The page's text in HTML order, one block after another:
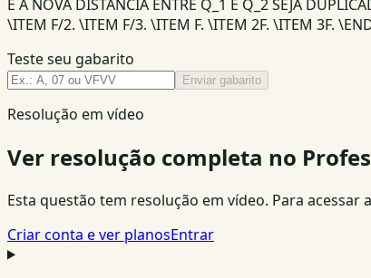
E A NOVA DISTANCIA ENTRE Q_1 E Q_2 SEJA
\ITEM F/2. \ITEM F/3. \ITEM F. \ITEM 2F. \ITEM 3F.
Teste seu gabarito
Enviar gabarito
Resolução em vídeo
Ver resolução completa no
Esta questão tem resolução em vídeo. Para
Criar conta e ver planosEntrar